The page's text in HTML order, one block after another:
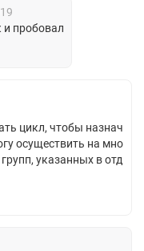
и пробовал
цикл, чтобы назнач
осуществить на мно
указанных в отд